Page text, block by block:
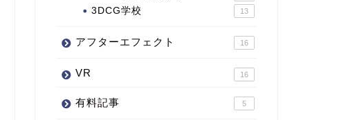
3DCG学校 13
アフターエフェクト 16
VR 16
有料記事 5